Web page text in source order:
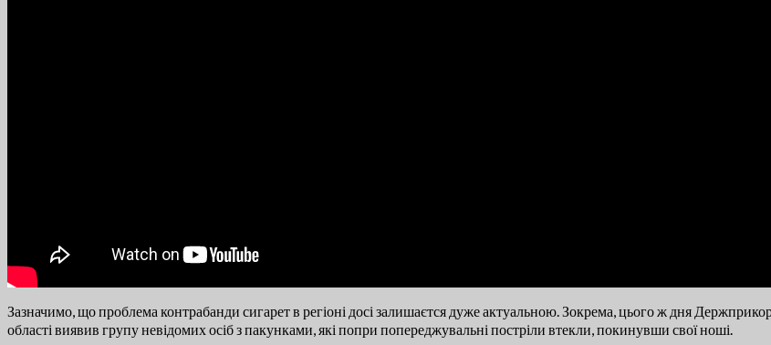
Зазначимо, що проблема контрабанди сигарет в регіоні досі залишаєтся дуже актуальною. Зокрема, цього ж дня
області виявив групу невідомих осіб з пакунками, які попри попереджувальні постріли втекли, покинувши свої ноші.